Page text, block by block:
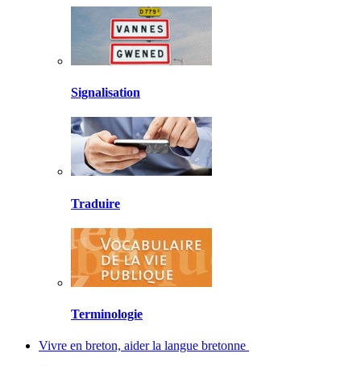
Signalisation
Traduire
Terminologie
Vivre en breton, aider la langue bretonne